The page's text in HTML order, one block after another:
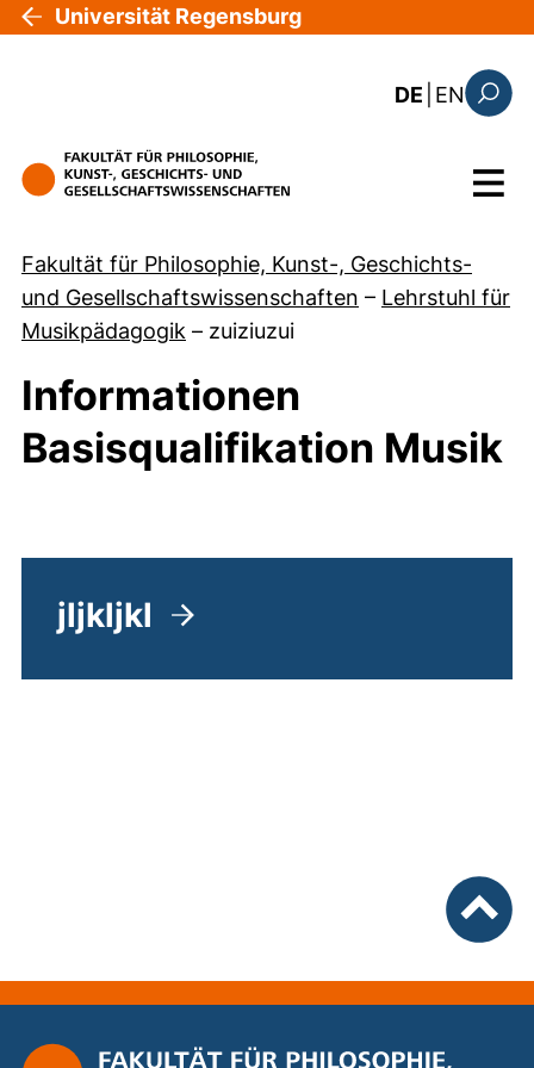
Direkt zum Inhalt
Universität Regensburg
DE EN: the
Menü
Fakultät für Philosophie, Kunst-, Geschichts-
und Gesellschaftswissenschaften – Lehrstuhl für
Musikpädagogik – zuiziuzui
Informationen
Basisqualifikation Musik
jljkljkl